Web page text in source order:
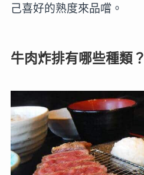
己喜好的熟度來品嚐。
牛肉炸排有哪些種類？